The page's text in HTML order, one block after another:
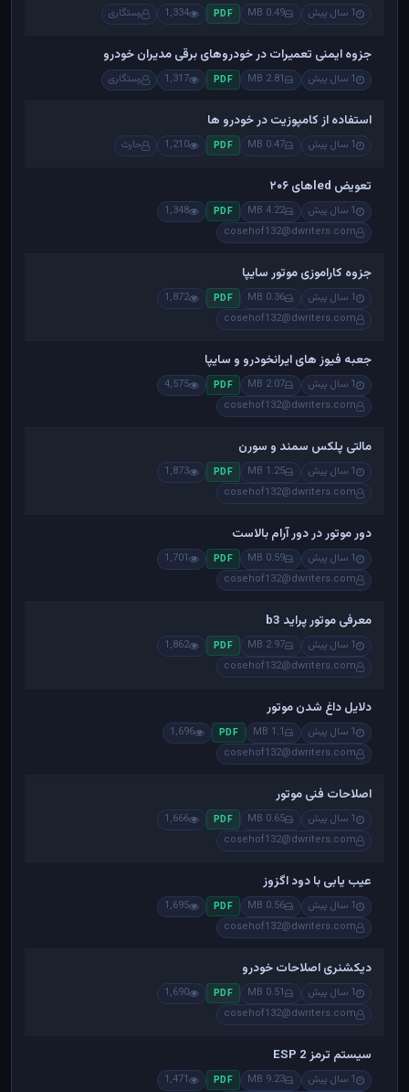
1 سال پیش 0.49 MB
PDF
1,334 رستگاری
جزوه ایمنی تعمیرات در خودروهای برقی مدیران خودرو
1 سال پیش 2.81 MB
PDF
1,317 رستگاری
استفاده از کامپوزیت در خودرو ها
1 سال پیش 0.47 MB
PDF
1,210 حارث
تعویض ledهای ۲۰۶
1 سال پیش 4.22 MB
PDF
1,348
cosehof132@dwriters.com
جزوه کاراموزی موتور سایپا
1 سال پیش 0.36 MB
PDF
1,872
cosehof132@dwriters.com
جعبه فیوز های ایرانخودرو و سایپا
1 سال پیش 2.07 MB
PDF
4,575
cosehof132@dwriters.com
مالتی پلکس سمند و سورن
1 سال پیش 1.25 MB
PDF
1,873
cosehof132@dwriters.com
دور موتور در دور آرام بالاست
1 سال پیش 0.59 MB
PDF
1,701
cosehof132@dwriters.com
معرفی موتور پراید b3
1 سال پیش 2.97 MB
PDF
1,862
cosehof132@dwriters.com
دلایل داغ شدن موتور
1 سال پیش 1.1 MB
PDF
1,696
cosehof132@dwriters.com
اصلاحات فنی موتور
1 سال پیش 0.65 MB
PDF
1,666
cosehof132@dwriters.com
عیب یابی با دود اگزوز
1 سال پیش 0.56 MB
PDF
1,695
cosehof132@dwriters.com
دیکشنری اصلاحات خودرو
1 سال پیش 0.51 MB
PDF
1,690
cosehof132@dwriters.com
سیستم ترمز ESP 2
1 سال پیش 9.23 MB
PDF
1,471